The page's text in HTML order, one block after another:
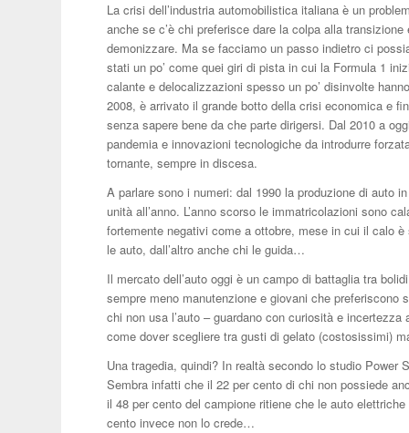
La crisi dell’industria automobilistica italiana è un
anche se c’è chi preferisce dare la colpa alla
demonizzare. Ma se facciamo un passo indietro ci
stati un po’ come quei giri di pista in cui la Formula 1
calante e delocalizzazioni spesso un po’ disinvolte
2008, è arrivato il grande botto della crisi economica e
senza sapere bene da che parte dirigersi. Dal 2010 a
pandemia e innovazioni tecnologiche da introdurre
tornante, sempre in discesa.
A parlare sono i numeri: dal 1990 la produzione di auto
unità all’anno. L’anno scorso le immatricolazioni sono
fortemente negativi come a ottobre, mese in cui il calo
le auto, dall’altro anche chi le guida…
Il mercato dell’auto oggi è un campo di battaglia tra
sempre meno manutenzione e giovani che
chi non usa l’auto – guardano con curiosità e
come dover scegliere tra gusti di gelato (costosissimi)
Una tragedia, quindi? In realtà secondo lo studio
Sembra infatti che il 22 per cento di chi non possiede
il 48 per cento del campione ritiene che le auto
cento invece non lo crede…